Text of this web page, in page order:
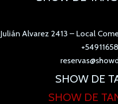
Julián Alvarez 2413 – Local
SHOW DE
SHOW DE